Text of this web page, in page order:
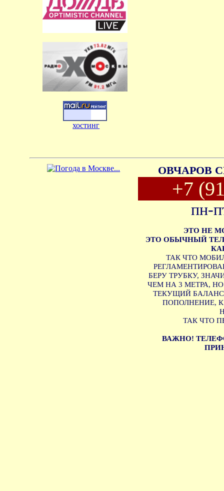
хостинг
ОВЧАРОВ
+7
пн-
ЭТО НЕ
ЭТО ОБЫЧНЫЙ
ТАК ЧТО
БЕРУ ТРУБКУ,
ЧЕМ НА 3 МЕТРА,
ТЕКУЩИЙ
ПОПОЛНЕНИЕ,
ТАК ЧТО
ВАЖНО!